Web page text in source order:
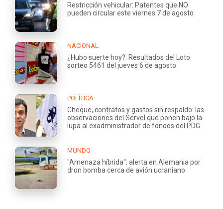
Restricción vehicular: Patentes que NO
pueden circular este viernes 7 de agosto
NACIONAL
¿Hubo suerte hoy?: Resultados del Loto
sorteo 5461 del jueves 6 de agosto
POLÍTICA
Cheque, contratos y gastos sin respaldo: las
observaciones del Servel que ponen bajo la
lupa al exadministrador de fondos del PDG
MUNDO
"Amenaza híbrida": alerta en Alemania por
dron bomba cerca de avión ucraniano